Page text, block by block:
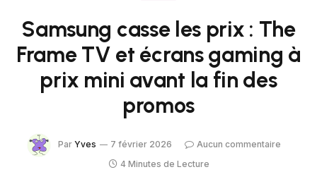
Samsung casse les prix : The
Frame TV et écrans gaming à
prix mini avant la fin des
promos
Par Yves 7 février 2026
Aucun commentaire
4 Minutes de Lecture